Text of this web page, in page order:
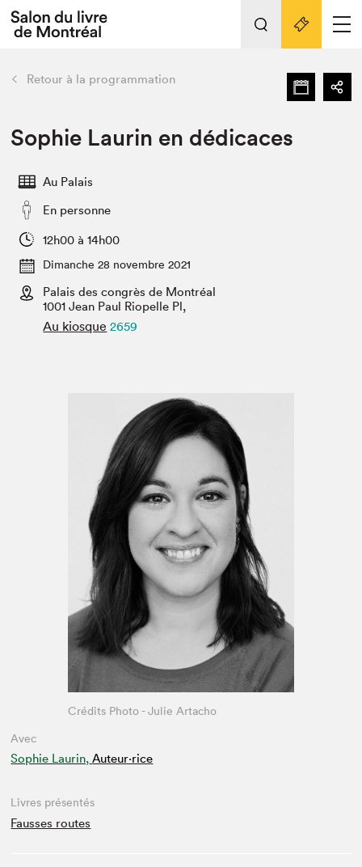
Espace exposant⋅e⋅s
Espace enseignant·e·s
L'événement
Préparer sa visite au Salon
Actualités
SLM PRO
retour Nos activités
Préparer sa visite
Salon au Palais
Projets partenaires
Liens pratiques
Retour à la programmation
Sophie Laurin en dédicaces
Au Palais
En personne
12h00 à 14h00
Dimanche 28 novembre 2021
Palais des congrès de Montréal
1001 Jean Paul Riopelle Pl,
Au kiosque 2659
Avec
Sophie Laurin, Auteur·rice
Crédits Photo - Julie Artacho
Livres présentés
Fausses routes